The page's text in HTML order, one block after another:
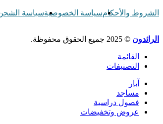
الشروط والأحكامسياسة الخصوصيةسياسة
الرائدون © 2025 جميع الحقوق محفوظة.
القائمة
التصنيفات
آبار
مساجد
فصول دراسية
عروض وتخفيضات